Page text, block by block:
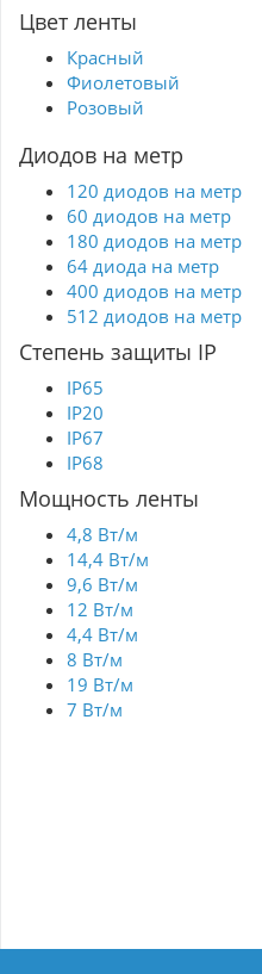
Цвет ленты
Красный
Фиолетовый
Розовый
Диодов на метр
120 диодов на метр
60 диодов на метр
180 диодов на метр
64 диода на метр
400 диодов на метр
512 диодов на метр
Степень защиты IP
IP65
IP20
IP67
IP68
Мощность ленты
4,8 Вт/м
14,4 Вт/м
9,6 Вт/м
12 Вт/м
4,4 Вт/м
8 Вт/м
19 Вт/м
7 Вт/м